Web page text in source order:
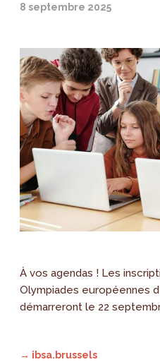
8 septembre 2025
À vos agendas ! Les
Olympiades européennes
démarreront le 22
→ ibsa.brussels